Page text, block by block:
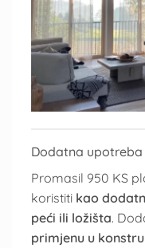
Dodatna upotreba
Promasil 950 KS
koristiti kao
peći ili ložišta.
primjenu u